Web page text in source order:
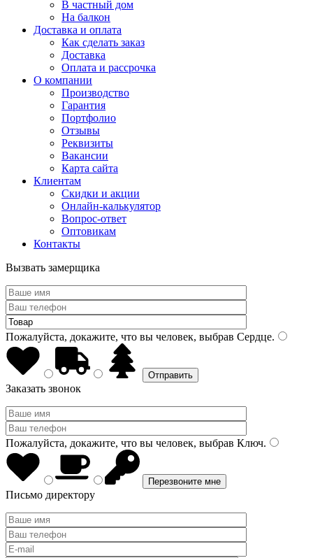
В частный дом
На балкон
Доставка и оплата
Как сделать заказ
Доставка
Оплата и рассрочка
О компании
Производство
Гарантия
Портфолио
Отзывы
Реквизиты
Вакансии
Карта сайта
Клиентам
Скидки и акции
Онлайн-калькулятор
Вопрос-ответ
Оптовикам
Контакты
Вызвать замерщика
Пожалуйста, докажите, что вы человек, выбрав Сердце.
Заказать звонок
Пожалуйста, докажите, что вы человек, выбрав Ключ.
Письмо директору